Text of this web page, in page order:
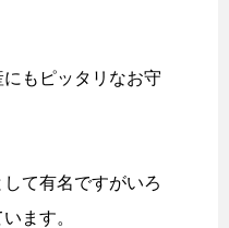
もピッタリなお守
て有名ですがいろ
ます。